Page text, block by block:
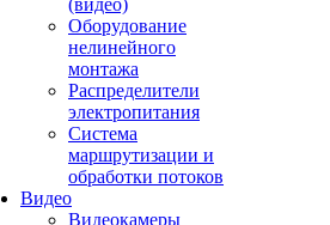
(видео)
Оборудование
нелинейного
монтажа
Распределители
электропитания
Система
маршрутизации и
обработки потоков
Видео
Видеокамеры